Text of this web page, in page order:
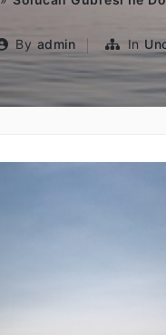
By admin In